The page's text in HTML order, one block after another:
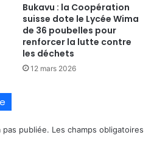
Bukavu : la Coopération
suisse dote le Lycée Wima
de 36 poubelles pour
renforcer la lutte contre
les déchets
12 mars 2026
pas publiée. Les champs obligatoires